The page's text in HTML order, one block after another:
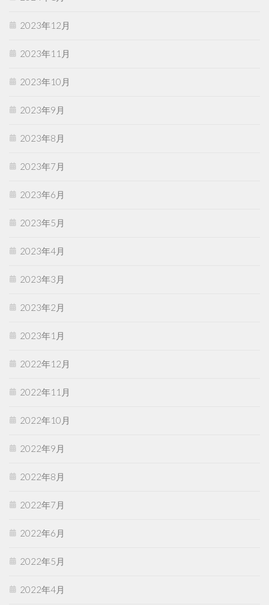
2023年12月
2023年11月
2023年10月
2023年9月
2023年8月
2023年7月
2023年6月
2023年5月
2023年4月
2023年3月
2023年2月
2023年1月
2022年12月
2022年11月
2022年10月
2022年9月
2022年8月
2022年7月
2022年6月
2022年5月
2022年4月